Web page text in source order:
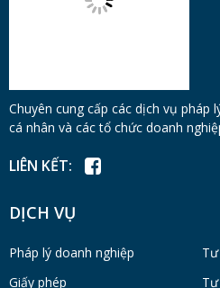
Pháp lý doanh nghiệp
Đầu tư nước ngoài
Sở hữu trí tuệ
Tư vấn thường xuyên